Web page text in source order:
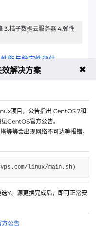
3.桔子数据云服务器 4.弹性
能与稳定性评估
解决方案 ✖
项目，公告指出 CentOS 7和
CentOS官方公告。
等等会出现网络不可达等报错，
linux/main.sh)
Y。源更换完成后，即可正常安
方公告